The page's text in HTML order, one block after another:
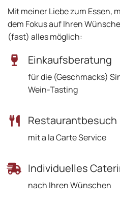
Mit meiner Liebe zum Essen,
dem Fokus auf Ihren
(fast) alles möglich:
Einkaufsberatung
für die (Geschmacks)
Wein-Tasting
Restaurantbesuch
mit a la Carte Service
Individuelles
nach Ihren Wünschen